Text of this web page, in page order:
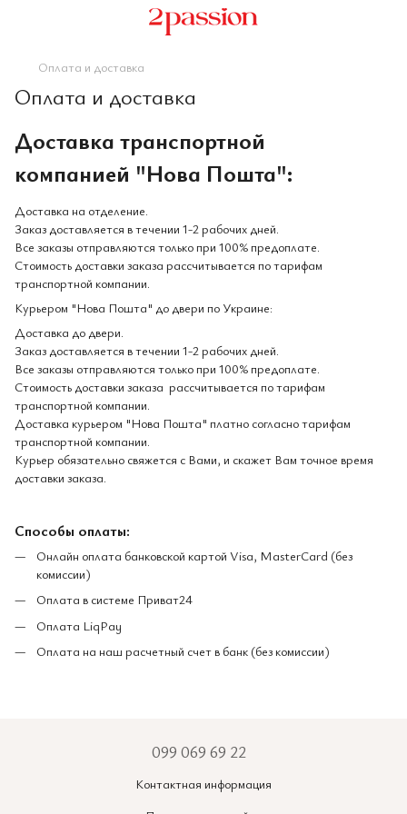
Оплата и доставка
Оплата и доставка
Доставка транспортной
компанией "Нова Пошта":
Доставка на отделение.
Заказ доставляется в течении 1-2 рабочих дней.
Все заказы отправляются только при 100% предоплате.
Стоимость доставки заказа рассчитывается по тарифам
транспортной компании.
Курьером "Нова Пошта" до двери по Украине:
Доставка до двери.
Заказ доставляется в течении 1-2 рабочих дней.
Все заказы отправляются только при 100% предоплате.
Стоимость доставки заказа рассчитывается по тарифам
транспортной компании.
Доставка курьером "Нова Пошта" платно согласно тарифам
транспортной компании.
Курьер обязательно свяжется с Вами, и скажет Вам точное время
доставки заказа.
Способы оплаты:
Онлайн оплата банковской картой Visa, MasterCard (без
комиссии)
Оплата в системе Приват24
Оплата LiqPay
Оплата на наш расчетный счет в банк (без комиссии)
099 069 69 22
Контактная информация